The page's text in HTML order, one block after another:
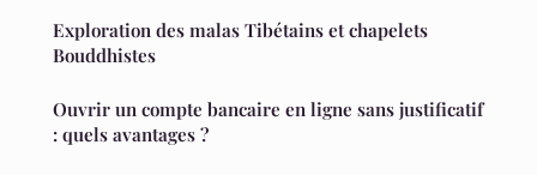
Exploration des malas Tibétains et chapelets
Bouddhistes
Ouvrir un compte bancaire en ligne sans justificatif
: quels avantages ?